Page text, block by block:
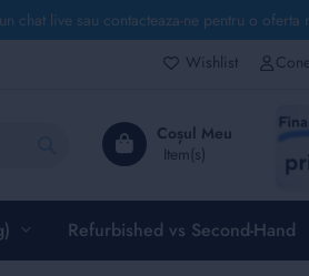
chat live sau contacteaza-ne pentru o oferta
Wishlist
Coșul Meu
Căutare
Refurbished vs Second-Hand